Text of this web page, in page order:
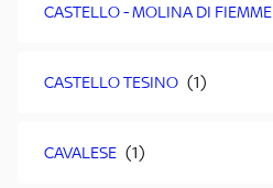
CASTELLO - MOLINA DI FIEMME
CASTELLO TESINO
CAVALESE